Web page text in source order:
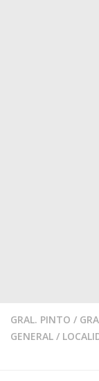
GRAL. PINTO /
GENERAL /